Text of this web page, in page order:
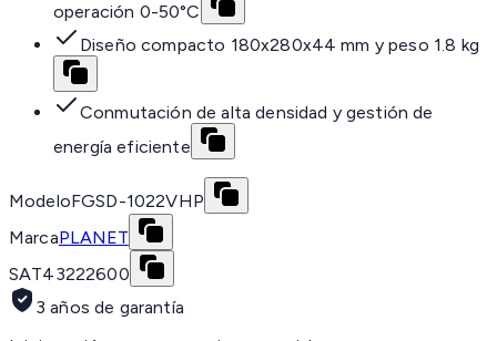
operación 0-50°C
Diseño compacto 180x280x44 mm y peso 1.8 kg
Conmutación de alta densidad y gestión de
energía eficiente
ModeloFGSD-1022VHP
MarcaPLANET
SAT43222600
3 años de garantía